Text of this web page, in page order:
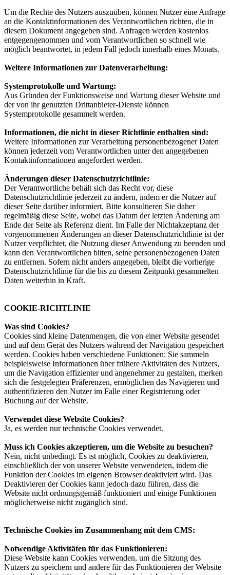
Um die Rechte des Nutzers auszuüben, können Nutzer eine Anfrage
an die Kontaktinformationen des Verantwortlichen richten, die in
diesem Dokument angegeben sind. Anfragen werden kostenlos
entgegengenommen und vom Verantwortlichen so schnell wie
möglich beantwortet, in jedem Fall jedoch innerhalb eines Monats.
Weitere Informationen zur Datenverarbeitung:
Systemprotokolle und Wartung:
Aus Gründen der Funktionsweise und Wartung dieser Website und
der von ihr genutzten Drittanbieter-Dienste können
Systemprotokolle gesammelt werden.
Informationen, die nicht in dieser Richtlinie enthalten sind:
Weitere Informationen zur Verarbeitung personenbezogener Daten
können jederzeit vom Verantwortlichen unter den angegebenen
Kontaktinformationen angefordert werden.
Änderungen dieser Datenschutzrichtlinie:
Der Verantwortliche behält sich das Recht vor, diese
Datenschutzrichtlinie jederzeit zu ändern, indem er die Nutzer auf
dieser Seite darüber informiert. Bitte konsultieren Sie daher
regelmäßig diese Seite, wobei das Datum der letzten Änderung am
Ende der Seite als Referenz dient. Im Falle der Nichtakzeptanz der
vorgenommenen Änderungen an dieser Datenschutzrichtlinie ist der
Nutzer verpflichtet, die Nutzung dieser Anwendung zu beenden und
kann den Verantwortlichen bitten, seine personenbezogenen Daten
zu entfernen. Sofern nicht anders angegeben, bleibt die vorherige
Datenschutzrichtlinie für die bis zu diesem Zeitpunkt gesammelten
Daten weiterhin in Kraft.
COOKIE-RICHTLINIE
Was sind Cookies?
Cookies sind kleine Datenmengen, die von einer Website gesendet
und auf dem Gerät des Nutzers während der Navigation gespeichert
werden. Cookies haben verschiedene Funktionen: Sie sammeln
beispielsweise Informationen über frühere Aktivitäten des Nutzers,
um die Navigation effizienter und angenehmer zu gestalten, merken
sich die festgelegten Präferenzen, ermöglichen das Navigieren und
authentifizieren den Nutzer im Falle einer Registrierung oder
Buchung auf der Website.
Verwendet diese Website Cookies?
Ja, es werden nur technische Cookies verwendet.
Muss ich Cookies akzeptieren, um die Website zu besuchen?
Nein, nicht unbedingt. Es ist möglich, Cookies zu deaktivieren,
einschließlich der von unserer Website verwendeten, indem die
Funktion der Cookies im eigenen Browser deaktiviert wird. Das
Deaktivieren der Cookies kann jedoch dazu führen, dass die
Website nicht ordnungsgemäß funktioniert und einige Funktionen
möglicherweise nicht zugänglich sind.
Technische Cookies im Zusammenhang mit dem CMS:
Notwendige Aktivitäten für das Funktionieren:
Diese Website kann Cookies verwenden, um die Sitzung des
Nutzers zu speichern und andere für das Funktionieren der Website